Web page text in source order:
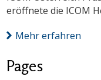
eröffnete die ICOM
Mehr erfahren
Pages